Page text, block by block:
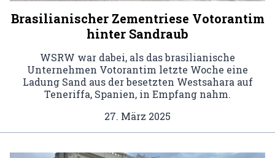
Brasilianischer Zementriese Votorantim
hinter Sandraub
WSRW war dabei, als das brasilianische
Unternehmen Votorantim letzte Woche eine
Ladung Sand aus der besetzten Westsahara auf
Teneriffa, Spanien, in Empfang nahm.
27. März 2025